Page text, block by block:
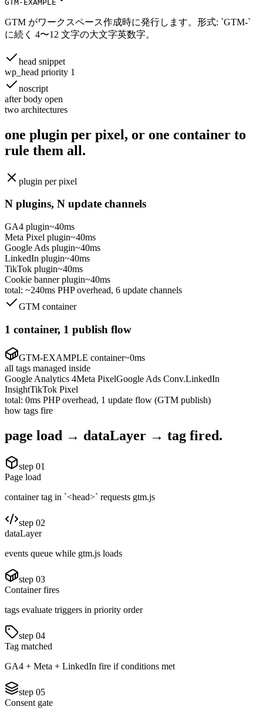
GTM-EXAMPLE
GTM がワークスペース作成時に発行します。形式: `GTM-`
に続く 4〜12 文字の大文字英数字。
head snippet
wp_head priority 1
noscript
after body open
two architectures
one plugin per pixel, or one container to
rule them all.
plugin per pixel
N plugins, N update channels
GA4 plugin~40ms
Meta Pixel plugin~40ms
Google Ads plugin~40ms
LinkedIn plugin~40ms
TikTok plugin~40ms
Cookie banner plugin~40ms
total: ~240ms PHP overhead, 6 update channels
GTM container
1 container, 1 publish flow
GTM-EXAMPLE container~0ms
all tags managed inside
Google Analytics 4Meta PixelGoogle Ads Conv.LinkedIn
InsightTikTok Pixel
total: 0ms PHP overhead, 1 update flow (GTM publish)
how tags fire
page load → dataLayer → tag fired.
step 01
Page load
container tag in `<head>` requests gtm.js
step 02
dataLayer
events queue while gtm.js loads
step 03
Container fires
tags evaluate triggers in priority order
step 04
Tag matched
GA4 + Meta + LinkedIn fire if conditions met
step 05
Consent gate